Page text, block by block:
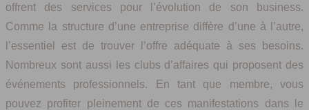
offrent des services pour l’évolution de son business.
Comme la structure d’une entreprise diffère d’une à l’autre,
l’essentiel est de trouver l’offre adéquate à ses besoins.
Nombreux sont aussi les clubs d’affaires qui proposent des
événements professionnels. En tant que membre, vous
pouvez profiter pleinement de ces manifestations dans le